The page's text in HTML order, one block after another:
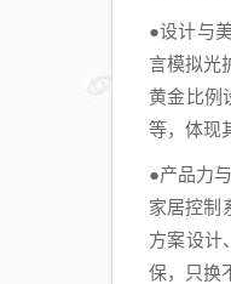
●设计与
言模拟光
黄金比例
等，体现
●产品力
家居控制
方案设计
保，只换